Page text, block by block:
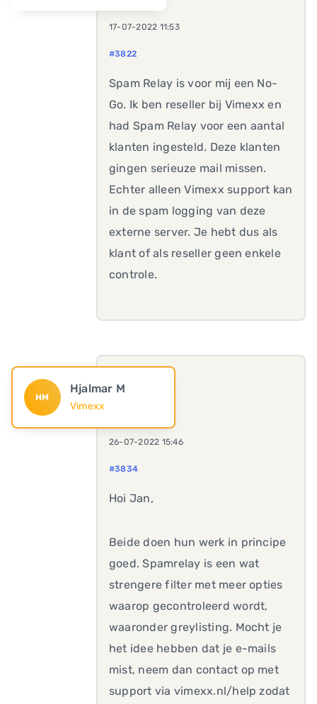
17-07-2022 11:53
#3822
Spam Relay is voor mij een No-
Go. Ik ben reseller bij Vimexx en
had Spam Relay voor een aantal
klanten ingesteld. Deze klanten
gingen serieuze mail missen.
Echter alleen Vimexx support kan
in de spam logging van deze
externe server. Je hebt dus als
klant of als reseller geen enkele
controle.
HM
Hjalmar M
Vimexx
26-07-2022 15:46
#3834
Hoi Jan,
Beide doen hun werk in principe
goed. Spamrelay is een wat
strengere filter met meer opties
waarop gecontroleerd wordt,
waaronder greylisting. Mocht je
het idee hebben dat je e-mails
mist, neem dan contact op met
support via vimexx.nl/help zodat